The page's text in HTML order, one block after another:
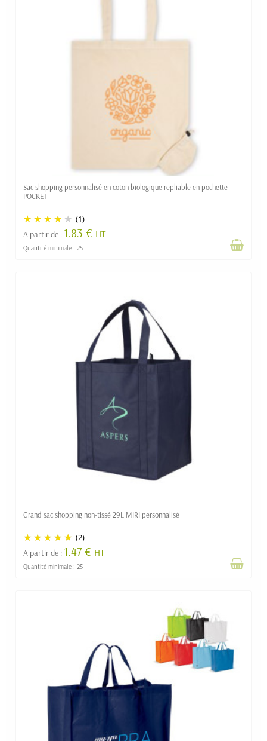
Sac shopping personnalisé en coton biologique repliable en pochette
POCKET
(1)
A partir de : 1.83 € HT
Quantité minimale : 25
Grand sac shopping non-tissé 29L MIRI personnalisé
(2)
A partir de : 1.47 € HT
Quantité minimale : 25